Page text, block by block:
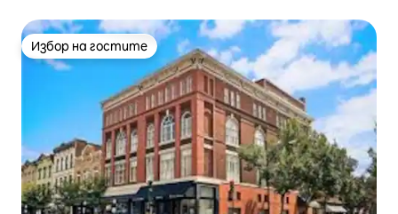
Избор на гостите
Избор на гостите